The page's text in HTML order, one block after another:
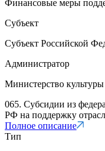
Финансовые меры
Субъект
Субъект Российской
Администратор
Министерство культуры
065. Субсидии из
РФ на поддержку
Полное описание
Тип